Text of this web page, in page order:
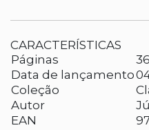
CARACTERÍSTICAS
Páginas
Data de lançamento
Coleção
Autor
EAN